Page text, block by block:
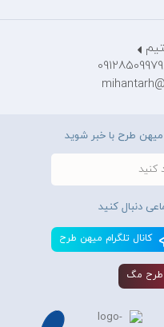
طرح با خبر شوید
دنبال کنید
کانال تلگرام ميهن طرح
طرح مگ